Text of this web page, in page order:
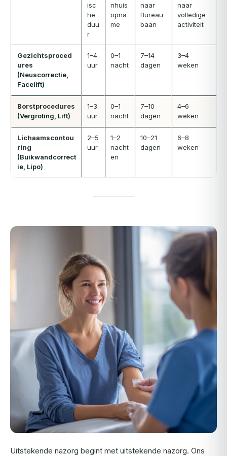
isc
he
duu
r
nhuis
opna
me
naar
Bureau
baan
naar
volledige
activiteit
Gezichtsproced
ures
(Neuscorrectie,
Facelift)
1–4
uur
0–1
nacht
7–14
dagen
3–4
weken
Borstprocedures
(Vergroting, Lift)
1–3
uur
0–1
nacht
7–10
dagen
4–6
weken
Lichaamscontou
ring
(Buikwandcorrect
ie, Lipo)
2–5
uur
1–2
nacht
en
10–21
dagen
6–8
weken
Uitstekende nazorg begint met uitstekende nazorg. Ons